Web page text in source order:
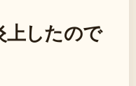
したので